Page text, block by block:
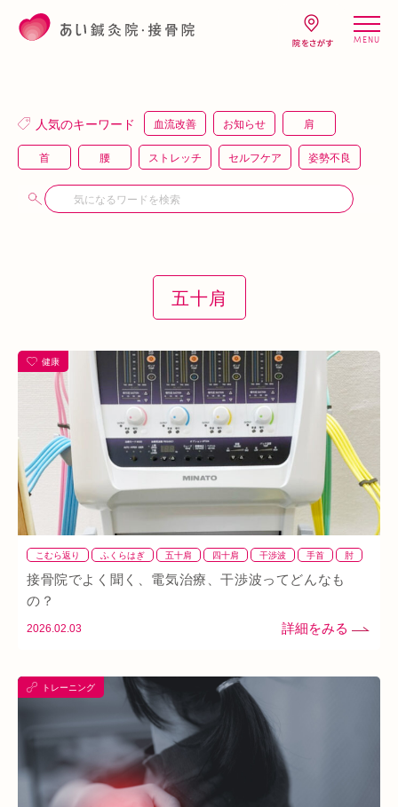
MENU
人気のキーワード 血流改善 お知らせ 肩
首 腰 ストレッチ セルフケア 姿勢不良
頭痛 疲労 キャンペーン 鍼灸 骨盤矯正
運動 土曜営業
あいSHOP 矯正 むくみ 睡眠不足
対応できる症状 上本町 土・祝営業
ダイエット ふくらはぎ ストレス 背骨 腱鞘炎
腕 シワ・シミ・たるみ 手首 谷9 寒暖差
四十肩 五十肩 めまい
眼精疲労 スマホ首 美肌 自律神経失調症 寝違え
ぎっくり腰 美容鍼 熱中症 夏バテ 寺田町
オープン
ストレートネック ファスティング 紫外線
日焼け 地下街 本町 阪急桂駅
頸椎椎間板ヘルニア 好転反応
脱水症状 反り腰 なんばウォーク
イオンタウン小阪 今里
五十肩
健康
こむら返り ふくらはぎ 五十肩 四十肩 干渉波 手首
肘
肩
腕 膝 血流改善 足首
接骨院でよく聞く、電気治療、干渉波ってどんなも
の？
2026.02.03
トレーニング